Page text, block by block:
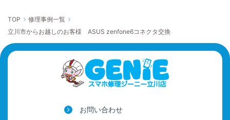
TOP
修理事例一覧
立川市からお越しのお客様 ASUS zenfone6コネクタ交換
お問い合わせ